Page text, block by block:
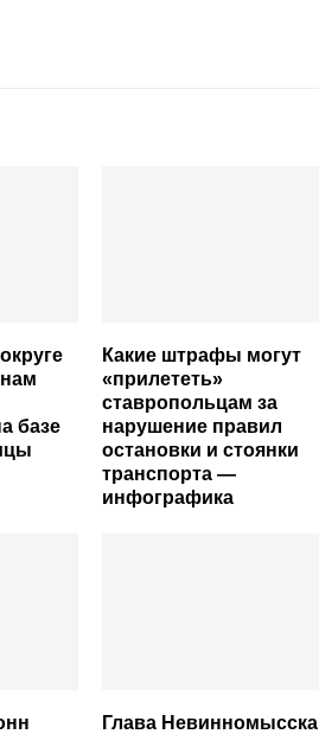
базе
Какие штрафы могут
«прилететь»
ставропольцам за
нарушение правил
остановки и стоянки
транспорта —
инфографика
Глава Невинномысска